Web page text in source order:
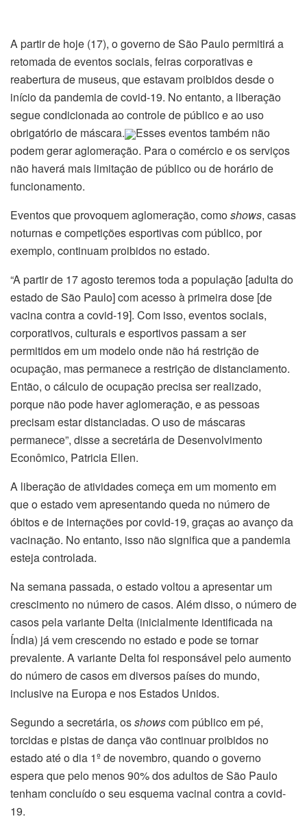
A partir de hoje (17), o governo de São Paulo permitirá a
retomada de eventos sociais, feiras corporativas e
reabertura de museus, que estavam proibidos desde o
início da pandemia de covid-19. No entanto, a liberação
segue condicionada ao controle de público e ao uso
obrigatório de máscara.
Esses eventos também não
podem gerar aglomeração. Para o comércio e os serviços
não haverá mais limitação de público ou de horário de
funcionamento.
Eventos que provoquem aglomeração, comoshows, casas
noturnas e competições esportivas com público, por
exemplo, continuam proibidos no estado.
“A partir de 17 agosto teremos toda a população [adulta do
estado de São Paulo] com acesso à primeira dose [de
vacina contra a covid-19]. Com isso, eventos sociais,
corporativos, culturais e esportivos passam a ser
permitidos em um modelo onde não há restrição de
ocupação, mas permanece a restrição de distanciamento.
Então, o cálculo de ocupação precisa ser realizado,
porque não pode haver aglomeração, e as pessoas
precisam estar distanciadas. O uso de máscaras
permanece”, disse a secretária de Desenvolvimento
Econômico, Patricia Ellen.
A liberação de atividades começa em um momento em
que o estado vem apresentando queda no número de
óbitos e de internações por covid-19, graças ao avanço da
vacinação. No entanto, isso não significa que a pandemia
esteja controlada.
Na semana passada, o estado voltou a apresentar um
crescimento no número de casos. Além disso, o número de
casos pela variante Delta (inicialmente identificada na
Índia) já vem crescendo no estado e pode se tornar
prevalente. A variante Delta foi responsável pelo aumento
do número de casos em diversos países do mundo,
inclusive na Europa e nos Estados Unidos.
Segundo a secretária, osshowscom público em pé,
torcidas e pistas de dança vão continuar proibidos no
estado até o dia 1º de novembro, quando o governo
espera que pelo menos 90% dos adultos de São Paulo
tenham concluído o seu esquema vacinal contra a covid-
19.